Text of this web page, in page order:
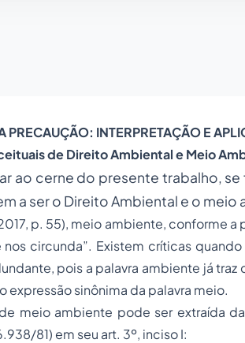
PRECAUÇÃO: INTERPRETAÇÃO E
de Direito AmbientaleMeio
ao cerne do presente trabalho,
a ser o Direito Ambiental e o meio
p. 55), meio ambiente, conforme
circunda”. Existem críticas
pois a palavra ambiente já
expressão sinônima da palavra meio.
meio ambiente pode ser extraída
81) em seu art. 3º, inciso I: